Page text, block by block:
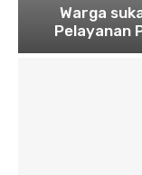
Warga
Pelayanan